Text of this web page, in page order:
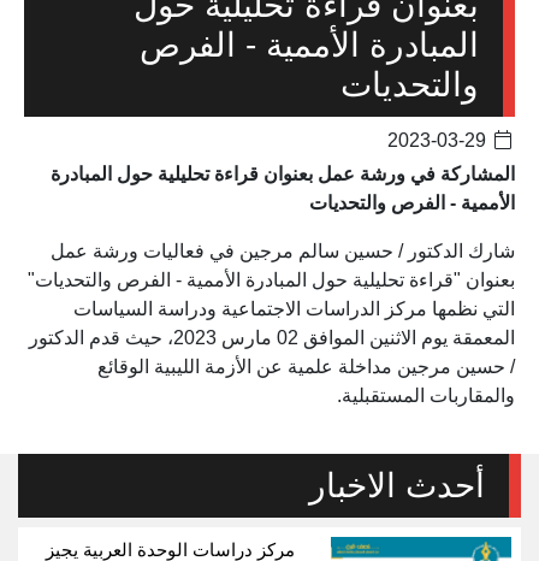
المبادرة الأممية - الفرص
والتحديات
المشاركة في ورشة عمل بعنوان قراءة تحليلية حول المبادرة
الأممية - الفرص والتحديات
شارك الدكتور / حسين سالم مرجين في فعاليات ورشة عمل
بعنوان "قراءة تحليلية حول المبادرة الأممية - الفرص والتحديات"
التي نظمها مركز الدراسات الاجتماعية ودراسة السياسات
المعمقة يوم الاثنين الموافق 02 مارس 2023، حيث قدم الدكتور
/ حسين مرجين مداخلة علمية عن الأزمة الليبية الوقائع
والمقاربات المستقبلية.
أحدث الاخبار
مركز دراسات الوحدة العربية يجيز